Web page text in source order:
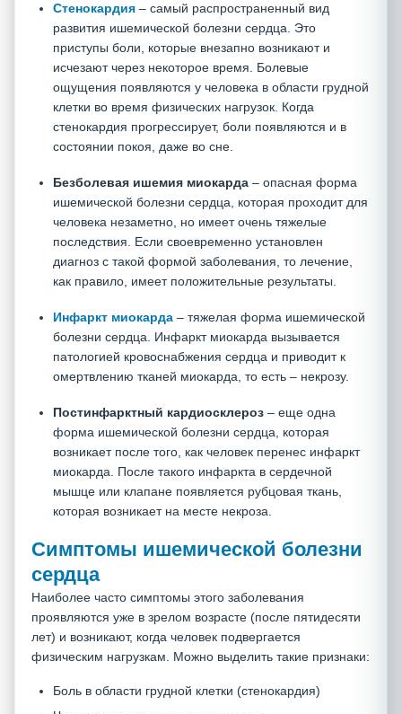
Стенокардия – самый распространенный вид
развития ишемической болезни сердца. Это
приступы боли, которые внезапно возникают и
исчезают через некоторое время. Болевые
ощущения появляются у человека в области грудной
клетки во время физических нагрузок. Когда
стенокардия прогрессирует, боли появляются и в
состоянии покоя, даже во сне.
Безболевая ишемия миокарда – опасная форма
ишемической болезни сердца, которая проходит для
человека незаметно, но имеет очень тяжелые
последствия. Если своевременно установлен
диагноз с такой формой заболевания, то лечение,
как правило, имеет положительные результаты.
Инфаркт миокарда – тяжелая форма ишемической
болезни сердца. Инфаркт миокарда вызывается
патологией кровоснабжения сердца и приводит к
омертвлению тканей миокарда, то есть – некрозу.
Постинфарктный кардиосклероз – еще одна
форма ишемической болезни сердца, которая
возникает после того, как человек перенес инфаркт
миокарда. После такого инфаркта в сердечной
мышце или клапане появляется рубцовая ткань,
которая возникает на месте некроза.
Симптомы ишемической болезни
сердца
Наиболее часто симптомы этого заболевания
проявляются уже в зрелом возрасте (после пятидесяти
лет) и возникают, когда человек подвергается
физическим нагрузкам. Можно выделить такие признаки:
Боль в области грудной клетки (стенокардия)